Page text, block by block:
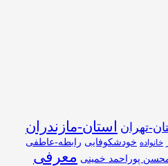
تهران استان-مازندران
خانواده خودشکوفایی رابطه-عاطفی
پوراحمد خمینی معرفی